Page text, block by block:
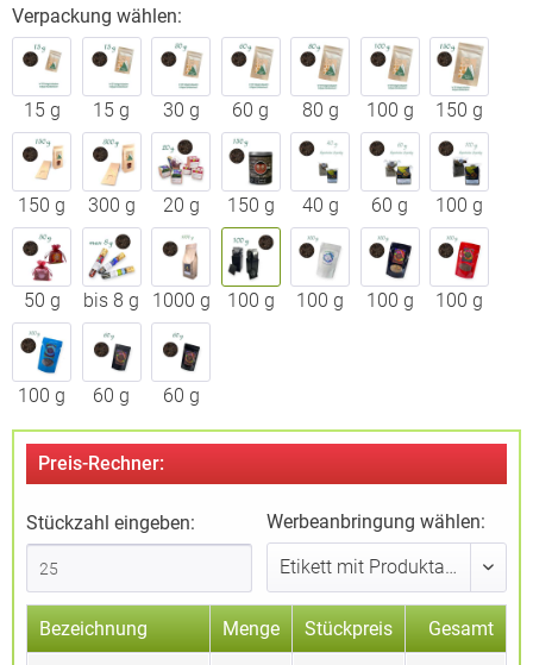
Verpackung wählen:
15 g 15 g 30 g 60 g 80 g 100 g 150 g
150 g 300 g 20 g 150 g 40 g 60 g 100 g
50 g bis 8 g 1000 g 100 g 100 g 100 g 100 g
100 g 60 g 60 g
Preis-Rechner:
Stückzahl eingeben: Werbeanbringung wählen:
Bezeichnung Menge Stückpreis Gesamt